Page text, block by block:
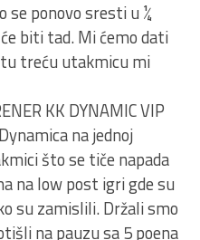
se ponovo sresti u ¼
biti tad. Mi ćemo dati
treću utakmicu mi
KK DYNAMIC VIP
na jednoj
što se tiče napada
na low post igri gde su
su zamislili. Držali smo
na pauzu sa 5 poena